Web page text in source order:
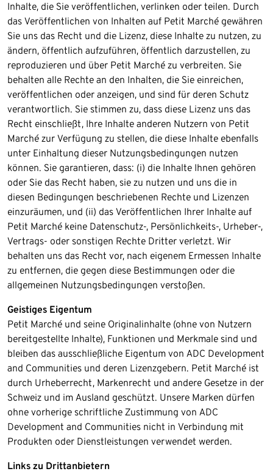
Inhalte, die Sie veröffentlichen, verlinken oder teilen. Durch
das Veröffentlichen von Inhalten auf Petit Marché gewähren
Sie uns das Recht und die Lizenz, diese Inhalte zu nutzen, zu
ändern, öffentlich aufzuführen, öffentlich darzustellen, zu
reproduzieren und über Petit Marché zu verbreiten. Sie
behalten alle Rechte an den Inhalten, die Sie einreichen,
veröffentlichen oder anzeigen, und sind für deren Schutz
verantwortlich. Sie stimmen zu, dass diese Lizenz uns das
Recht einschließt, Ihre Inhalte anderen Nutzern von Petit
Marché zur Verfügung zu stellen, die diese Inhalte ebenfalls
unter Einhaltung dieser Nutzungsbedingungen nutzen
können. Sie garantieren, dass: (i) die Inhalte Ihnen gehören
oder Sie das Recht haben, sie zu nutzen und uns die in
diesen Bedingungen beschriebenen Rechte und Lizenzen
einzuräumen, und (ii) das Veröffentlichen Ihrer Inhalte auf
Petit Marché keine Datenschutz-, Persönlichkeits-, Urheber-,
Vertrags- oder sonstigen Rechte Dritter verletzt. Wir
behalten uns das Recht vor, nach eigenem Ermessen Inhalte
zu entfernen, die gegen diese Bestimmungen oder die
allgemeinen Nutzungsbedingungen verstoßen.
Geistiges Eigentum
Petit Marché und seine Originalinhalte (ohne von Nutzern
bereitgestellte Inhalte), Funktionen und Merkmale sind und
bleiben das ausschließliche Eigentum von ADC Development
and Communities und deren Lizenzgebern. Petit Marché ist
durch Urheberrecht, Markenrecht und andere Gesetze in der
Schweiz und im Ausland geschützt. Unsere Marken dürfen
ohne vorherige schriftliche Zustimmung von ADC
Development and Communities nicht in Verbindung mit
Produkten oder Dienstleistungen verwendet werden.
Links zu Drittanbietern